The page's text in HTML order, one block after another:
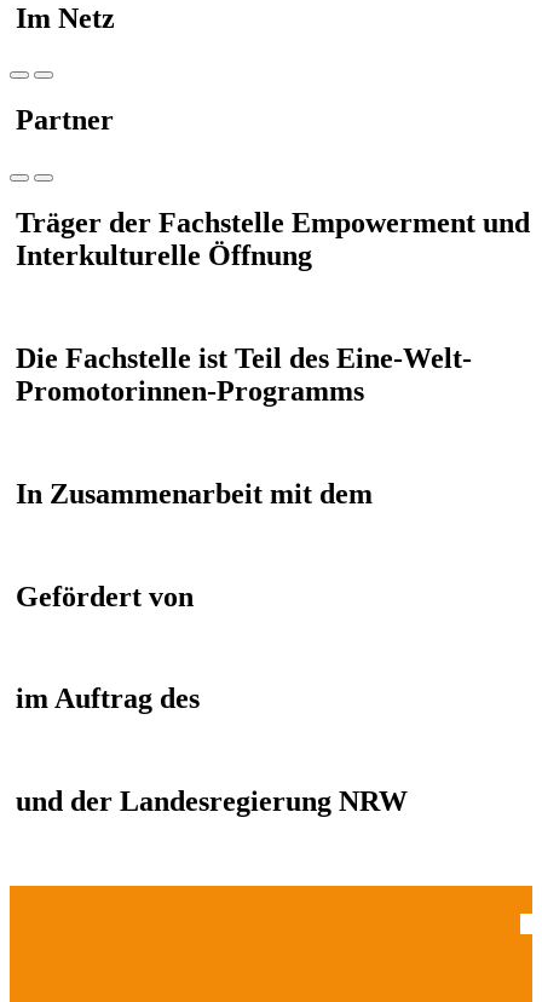
Im Netz
Partner
Träger der Fachstelle Empowerment und
Interkulturelle Öffnung
Die Fachstelle ist Teil des Eine-Welt-
Promotorinnen-Programms
In Zusammenarbeit mit dem
Gefördert von
im Auftrag des
und der Landesregierung NRW